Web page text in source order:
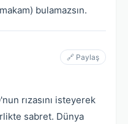
bulamazsın.
🔗 Paylaş
rızasını isteyerek
sabret. Dünya